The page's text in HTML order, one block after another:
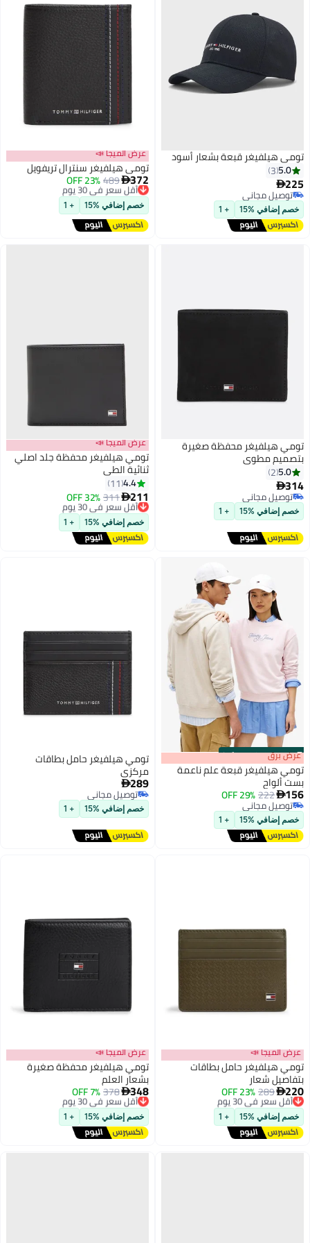
تومي هيلفيغر قبعة بشعار أسود
5.0
3
225
توصيل مجاني
توصيل مجاني
خصم إضافي %15 + 1
عرض الميجا 📣
تومي هيلفيغر سنترال تريفويل
372
489
23% OFF
أقل سعر في 30 يوم
توصيل مجاني
أقل سعر في 30 يوم
خصم إضافي %15 + 1
تومي هيلفيغر محفظة صغيرة
بتصميم مطوي
5.0
2
314
توصيل مجاني
توصيل مجاني
خصم إضافي %15 + 1
عرض الميجا 📣
تومي هيلفيغر محفظة جلد اصلي
ثنائية الطي
4.4
11
211
311
32% OFF
أقل سعر في 30 يوم
توصيل مجاني
أقل سعر في 30 يوم
خصم إضافي %15 + 1
00m:00s
·
100% Left عرض برق
تومي هيلفيغر قبعة علم ناعمة
بست ألواح
156
222
29% OFF
توصيل مجاني
توصيل مجاني
خصم إضافي %15 + 1
تومي هيلفيغر حامل بطاقات
مركزي
289
توصيل مجاني
توصيل مجاني
خصم إضافي %15 + 1
عرض الميجا 📣
تومي هيلفيغر حامل بطاقات
بتفاصيل شعار
220
289
23% OFF
أقل سعر في 30 يوم
توصيل مجاني
أقل سعر في 30 يوم
خصم إضافي %15 + 1
عرض الميجا 📣
تومي هيلفيغر محفظة صغيرة
بشعار العلم
348
378
7% OFF
أقل سعر في 30 يوم
توصيل مجاني
أقل سعر في 30 يوم
خصم إضافي %15 + 1